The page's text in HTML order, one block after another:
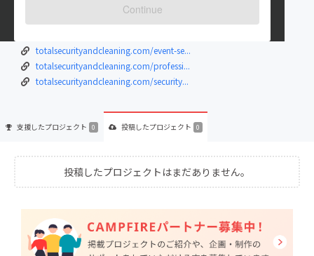
Continue
totalsecurityandcleaning.com/event-se...
totalsecurityandcleaning.com/professi...
totalsecurityandcleaning.com/security...
支援したプロジェクト 0 投稿したプロジェクト 0
投稿したプロジェクトはまだありません。